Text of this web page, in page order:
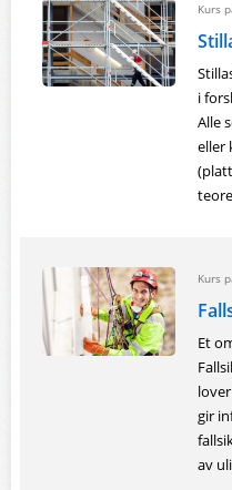
Kurs
i
Alle
eller
Kurs
Et
gir
av